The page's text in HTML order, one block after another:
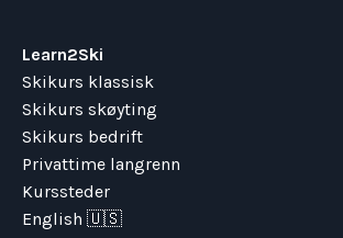
Learn2Ski
Skikurs klassisk
Skikurs skøyting
Skikurs bedrift
Privattime langrenn
Kurssteder
English 🇺🇸